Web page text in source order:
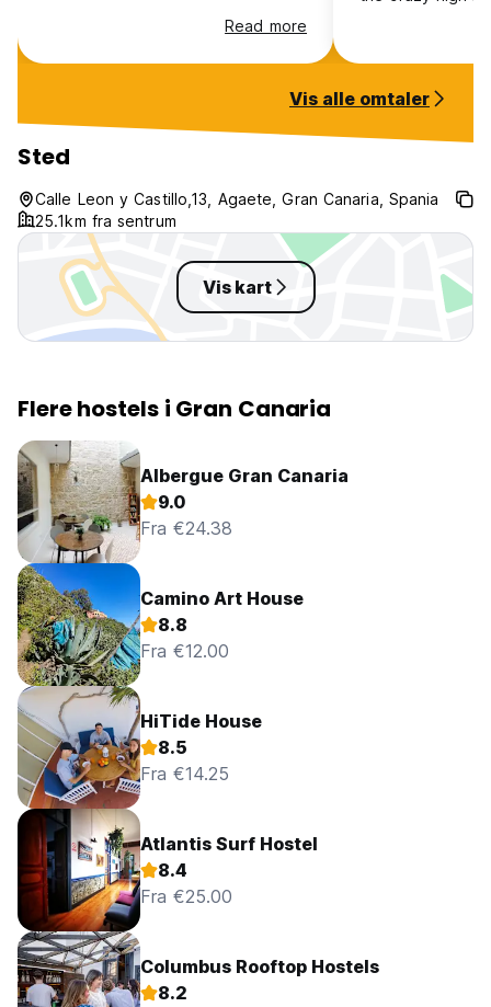
Read more
and flimsy, the
never seemed
would be a
Vis alle omtaler
Sted
Calle Leon y Castillo,13, Agaete, Gran Canaria, Spania
25.1km fra sentrum
Vis kart
Flere hostels i Gran Canaria
Albergue Gran Canaria
9.0
Fra €24.38
Camino Art House
8.8
Fra €12.00
HiTide House
8.5
Fra €14.25
Atlantis Surf Hostel
8.4
Fra €25.00
Columbus Rooftop Hostels
8.2